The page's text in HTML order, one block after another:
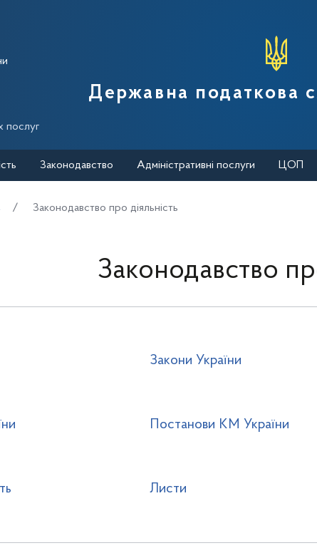
Державної податкової
послуг
Державна податкова
Законодавство Адміністративні послуги ЦОП
Законодавство про діяльність
Законодавство
Закони України
Постанови КМ України
Листи